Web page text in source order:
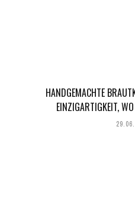
HANDGEMACHTE
EINZIGARTIGKEIT,